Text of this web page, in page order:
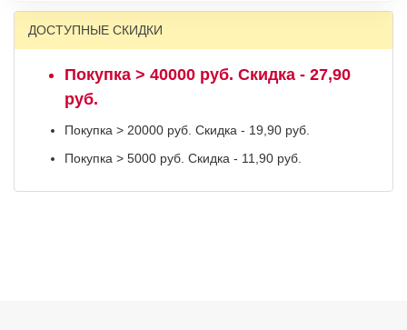
ДОСТУПНЫЕ СКИДКИ
Покупка > 40000 руб. Скидка - 27,90
руб.
Покупка > 20000 руб. Скидка - 19,90 руб.
Покупка > 5000 руб. Скидка - 11,90 руб.